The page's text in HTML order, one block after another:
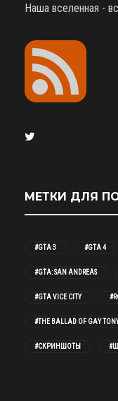
Наша вселенная -
МЕТКИ ДЛЯ
#GTA 3 #GTA 4
#GTA: SAN ANDREAS
#GTA VICE CITY
#THE BALLAD OF GAY
#СКРИНШОТЫ